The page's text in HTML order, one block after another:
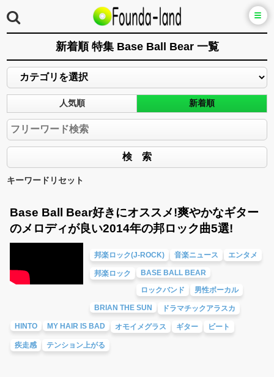
新着順 特集 Base Ball Bear 一覧
人気順 新着順
キーワードリセット
Base Ball Bear好きにオススメ!爽やかなギター
のメロディが良い2014年の邦ロック曲5選!
邦楽ロック(J-ROCK) 音楽ニュース エンタメ
邦楽ロック
BASE BALL BEAR
ロックバンド
男性ボーカル
BRIAN THE SUN ドラマチックアラスカ
HINTO MY HAIR IS BAD オモイメグラス ギター ビート
疾走感 テンション上がる